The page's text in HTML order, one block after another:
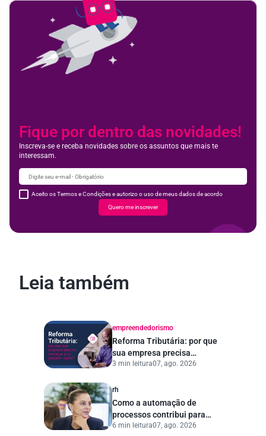
Fique por dentro das novidades!
Inscreva-se e receba novidades sobre os assuntos que mais te
interessam.
Aceito os Termos e Condições e autorizo o uso de meus dados de acordo
Quero me inscrever
Leia também
empreendedorismo
Reforma Tributária: por que
sua empresa precisa
começar a se preparar
3 min leitura07, ago. 2026
rh
Como a automação de
processos contribui para
uma gestão pública mais
6 min leitura07, ago. 2026